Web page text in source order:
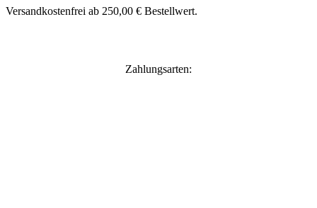
Versandkostenfrei ab 250,00 € Bestellwert.
Zahlungsarten: